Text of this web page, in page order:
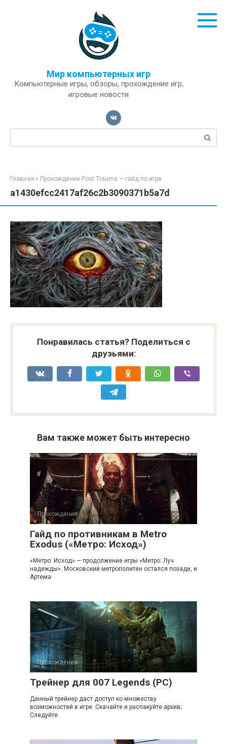
Мир компьютерных игр
Компьютерные игры, обзоры, прохождение игр,
игровые новости
Поиск:
Главная » Прохождение Post Trauma — гайд по игре
a1430efcc2417af26c2b3090371b5a7d
Понравилась статья? Поделиться с
друзьями:
Вам также может быть интересно
Прохождения
Гайд по противникам в Metro
Exodus («Метро: Исход»)
«Метро: Исход» — продолжение игры «Метро: Луч
надежды». Московский метрополитен остался позади, и
Артема
Прохождения
Трейнер для 007 Legends (PC)
Данный трейнер даст доступ ко множеству
возможностей в игре: Скачайте и распакуйте архив;
Следуйте